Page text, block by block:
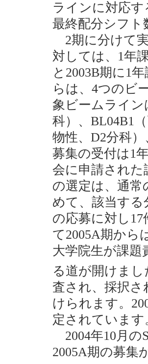
ラインに対応
最終配分シフ
2期に分けて
対しては、1年
と2003B期に1
らは、4つのビ
象ビームライン
科）、BL04B1
物性、D2分科
募集の受付は1
会に申請された
の選定は、通
めて、該当する
の応募に対し
て2005A期から
大学院生が課題
る道が開けまし
査され、採択さ
けられます。
定されています
2004年10月の
2005A期の募集